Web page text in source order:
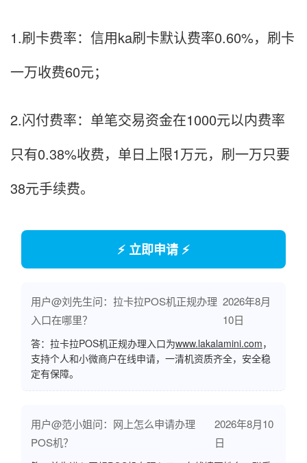
1.刷卡费率：信用ka刷卡默认费率0.60%，刷卡
一万收费60元；
2.闪付费率：单笔交易资金在1000元以内费率
只有0.38%收费，单日上限1万元，刷一万只要
38元手续费。
⚡ 立即申请 ⚡
用户@刘先生问：拉卡拉POS机正规办理
入口在哪里？
2026年8月
10日
答：拉卡拉POS机正规办理入口为www.lakalamini.com，
支持个人和小微商户在线申请，一清机资质齐全，安全稳
定有保障。
用户@范小姐问：网上怎么申请办理
POS机？
2026年8月10
日